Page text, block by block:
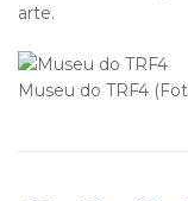
arte.
Museu do TRF4